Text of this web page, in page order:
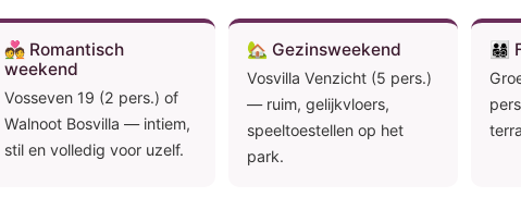
💑 Romantisch
weekend
Vosseven 19 (2 pers.) of
Walnoot Bosvilla — intiem,
stil en volledig voor uzelf.
🏡 Gezinsweekend
Vosvilla Venzicht (5 pers.)
— ruim, gelijkvloers,
speeltoestellen op het
park.